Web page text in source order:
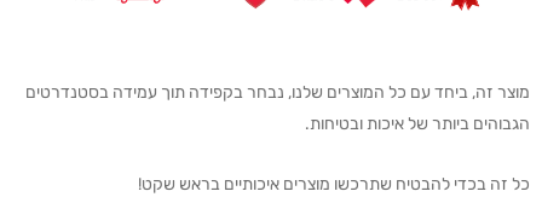
מוצר זה, ביחד עם כל המוצרים שלנו, נבחר בקפידה תוך עמידה בסטנדרטים
הגבוהים ביותר של איכות ובטיחות.
כל זה בכדי להבטיח שתרכשו מוצרים איכותיים בראש שקט!